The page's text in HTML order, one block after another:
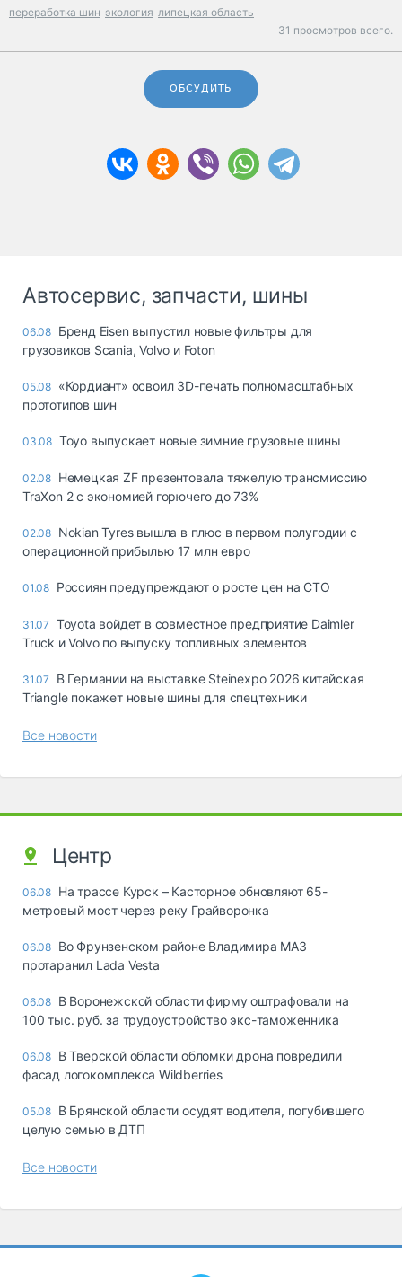
переработка шин экология липецкая область
31 просмотров всего.
ОБСУДИТЬ
Автосервис, запчасти, шины
06.08 Бренд Eisen выпустил новые фильтры для
грузовиков Scania, Volvo и Foton
05.08 «Кордиант» освоил 3D-печать полномасштабных
прототипов шин
03.08 Toyo выпускает новые зимние грузовые шины
02.08 Немецкая ZF презентовала тяжелую трансмиссию
TraXon 2 с экономией горючего до 73%
02.08 Nokian Tyres вышла в плюс в первом полугодии с
операционной прибылью 17 млн евро
01.08 Россиян предупреждают о росте цен на СТО
31.07 Toyota войдет в совместное предприятие Daimler
Truck и Volvo по выпуску топливных элементов
31.07
В Германии на выставке Steinexpo 2026 китайская
Triangle покажет новые шины для спецтехники
Все новости
Центр
06.08 На трассе Курск – Касторное обновляют 65-
метровый мост через реку Грайворонка
06.08 Во Фрунзенском районе Владимира МАЗ
протаранил Lada Vesta
06.08 В Воронежской области фирму оштрафовали на
100 тыс. руб. за трудоустройство экс-таможенника
06.08 В Тверской области обломки дрона повредили
фасад логокомплекса Wildberries
05.08 В Брянской области осудят водителя, погубившего
целую семью в ДТП
Все новости